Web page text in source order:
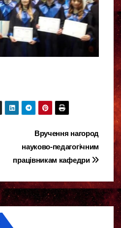
Вручення нагород
науково-педагогічним
працівникам кафедри